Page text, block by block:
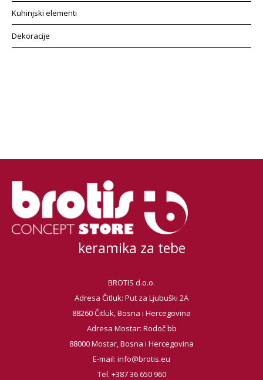
Kuhinjski elementi
Dekoracije
keramika za tebe
BROTIS d.o.o.
Adresa Čitluk: Put za Ljubuški 2A
88260 Čitluk, Bosna i Hercegovina
Adresa Mostar: Rodoč bb
88000 Mostar, Bosna i Hercegovina
E-mail: info@brotis.eu
Tel. +387 36 650 960